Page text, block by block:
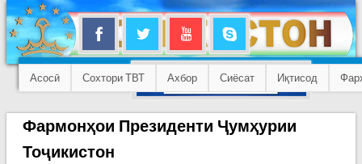
Асосӣ Сохтори ТВТ Ахбор Сиёсат Иқтисод
Фармонҳои Президенти Ҷумҳурии
Тоҷикистон